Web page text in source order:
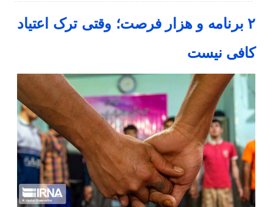
۲ برنامه و هزار فرصت؛ وقتی ترک اعتیاد
کافی نیست